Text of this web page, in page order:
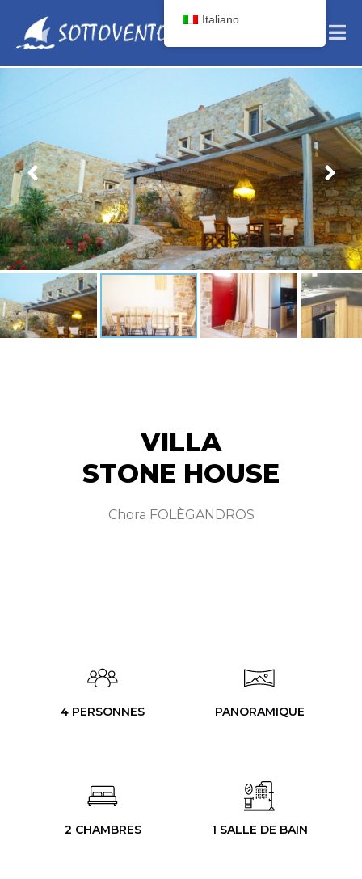
VILLA
STONE HOUSE
Chora FOLÈGANDROS
4 PERSONNES PANORAMIQUE
2 CHAMBRES 1 SALLE DE BAIN
Italiano